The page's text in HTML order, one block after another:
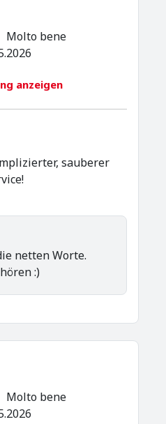
Molto bene
anzeigen
sauberer
netten Worte.
:)
Molto bene